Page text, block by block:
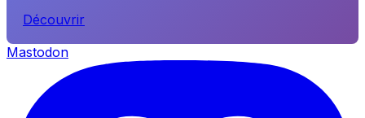
Découvrir
Mastodon